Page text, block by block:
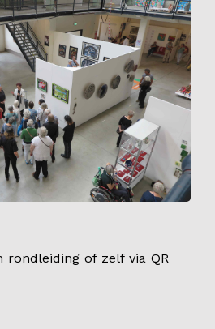
rondleiding of zelf via QR